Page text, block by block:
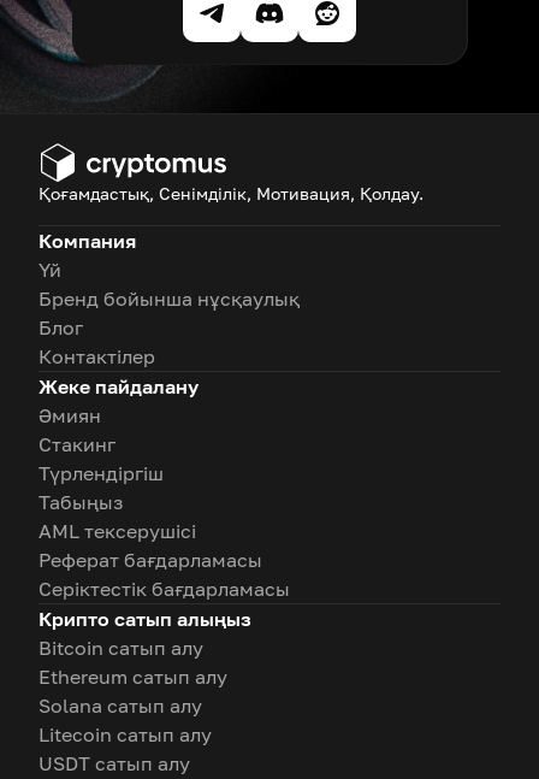
Қоғамдастық, Сенімділік, Мотивация, Қолдау.
Компания
Үй
Бренд бойынша нұсқаулық
Блог
Контактілер
Жеке пайдалану
Әмиян
Стакинг
Түрлендіргіш
Табыңыз
AML тексерушісі
Реферат бағдарламасы
Серіктестік бағдарламасы
Крипто сатып алыңыз
Bitcoin сатып алу
Ethereum сатып алу
Solana сатып алу
Litecoin сатып алу
USDT сатып алу